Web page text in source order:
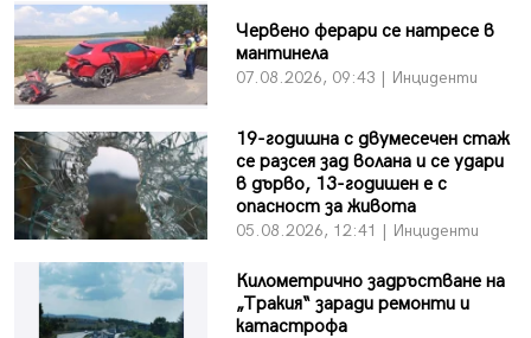
Червено ферари се натресе в
мантинела
07.08.2026, 09:43 | Инциденти
19-годишна с двумесечен стаж
се разсея зад волана и се удари
в дърво, 13-годишен е с
опасност за живота
05.08.2026, 12:41 | Инциденти
Километрично задръстване на
„Тракия“ заради ремонти и
катастрофа